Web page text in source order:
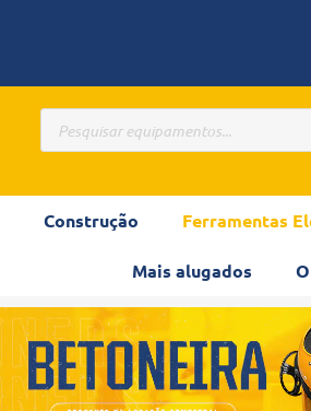
Construção Ferramentas
Mais alugados